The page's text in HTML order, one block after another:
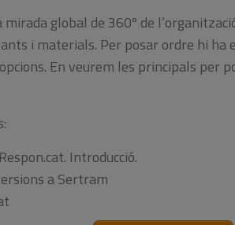
mirada global de 360º de
i materials. Per posar ordre hi ha
En veurem les principals per
Introducció.
a Sertram